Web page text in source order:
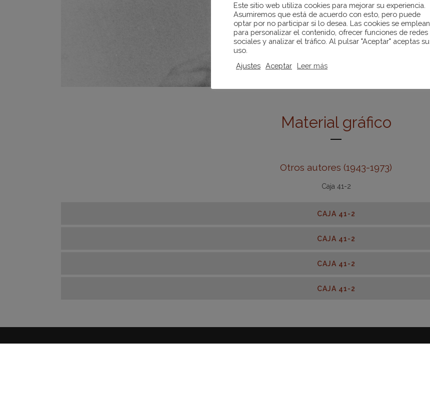
Material gráfico
Otros autores (1943-1973)
Caja 41-2
CAJA 41-2
CAJA 41-2
CAJA 41-2
CAJA 41-2
Este sitio web utiliza cookies para mejorar su experiencia.
Asumiremos que está de acuerdo con esto, pero puede
optar por no participar si lo desea. Las cookies se emplean
para personalizar el contenido, ofrecer funciones de redes
sociales y analizar el tráfico. Al pulsar "Aceptar" aceptas su
uso.
Ajustes Aceptar Leer más